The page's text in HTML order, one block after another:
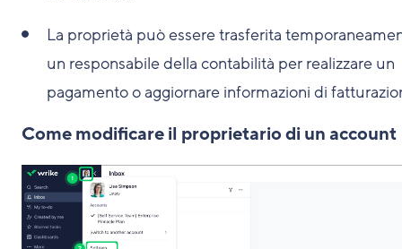
La proprietà può essere trasferita
un responsabile della contabilità per realizzare un
pagamento o aggiornare informazioni di
Come modificare il proprietario di un account